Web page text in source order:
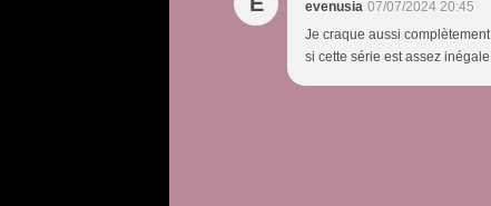
evenusia 07/07/2024 20:45
Je craque aussi
si cette série est assez